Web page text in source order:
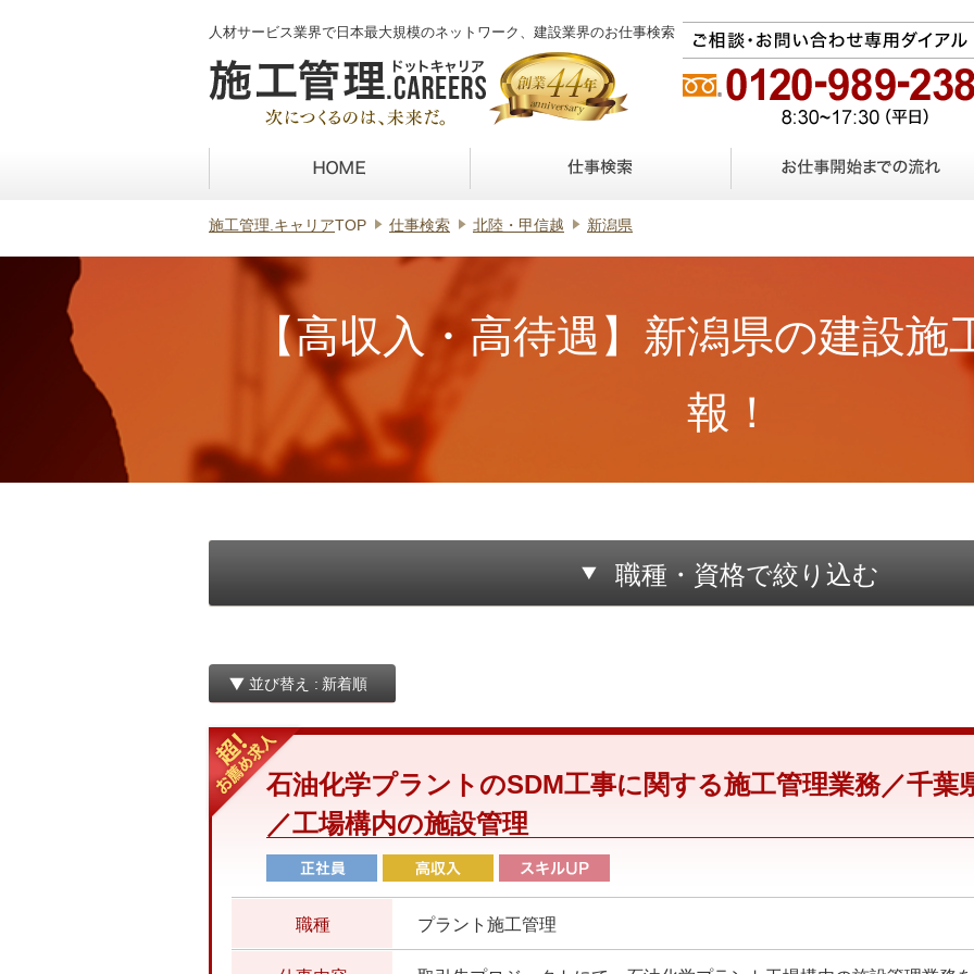
人材サービス業界で日本最大規模のネットワーク、建設業界のお仕事検索
施工管理.キャリアTOP 仕事検索 北陸・甲信越 新潟県
【高収入・高待遇】新潟県の建設施
報！
職種・資格で絞り込む
並び替え :
石油化学プラントのSDM工事に関する施工管理業務／千葉
／工場構内の施設管理
職種 プラント施工管理